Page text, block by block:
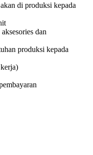
di produksi kepada
dan
produksi kepada